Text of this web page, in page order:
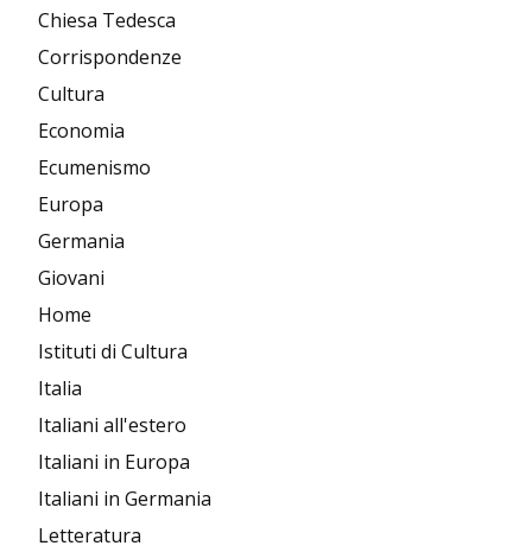
Chiesa Tedesca
Corrispondenze
Cultura
Economia
Ecumenismo
Europa
Germania
Giovani
Home
Istituti di Cultura
Italia
Italiani all'estero
Italiani in Europa
Italiani in Germania
Letteratura